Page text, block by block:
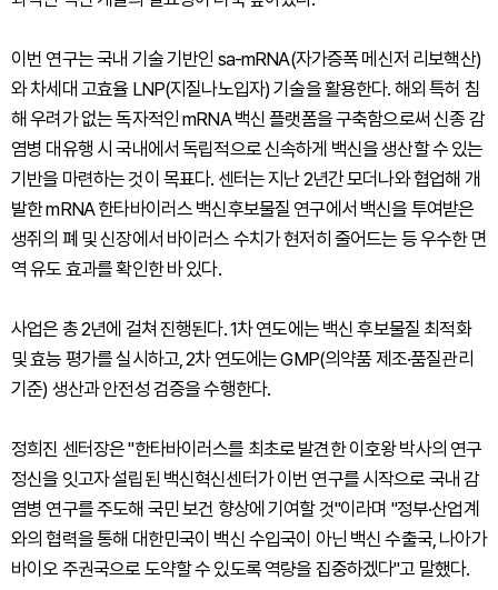
이번 연구는 국내 기술 기반인 sa-mRNA(자가증폭 메신저 리보핵산)
와 차세대 고효율 LNP(지질나노입자) 기술을 활용한다. 해외 특허 침
해 우려가 없는 독자적인 mRNA 백신 플랫폼을 구축함으로써 신종 감
염병 대유행 시 국내에서 독립적으로 신속하게 백신을 생산할 수 있는
기반을 마련하는 것이 목표다. 센터는 지난 2년간 모더나와 협업해 개
발한 mRNA 한타바이러스 백신후보물질 연구에서 백신을 투여받은
생쥐의 폐 및 신장에서 바이러스 수치가 현저히 줄어드는 등 우수한 면
역 유도 효과를 확인한 바 있다.
사업은 총 2년에 걸쳐 진행된다. 1차 연도에는 백신 후보물질 최적화
및 효능 평가를 실시하고, 2차 연도에는 GMP(의약품 제조·품질관리
기준) 생산과 안전성 검증을 수행한다.
정희진 센터장은 "한타바이러스를 최초로 발견한 이호왕 박사의 연구
정신을 잇고자 설립된 백신혁신센터가 이번 연구를 시작으로 국내 감
염병 연구를 주도해 국민 보건 향상에 기여할 것"이라며 "정부·산업계
와의 협력을 통해 대한민국이 백신 수입국이 아닌 백신 수출국, 나아가
바이오 주권국으로 도약할 수 있도록 역량을 집중하겠다"고 말했다.